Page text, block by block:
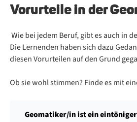
Vor­ur­tei­le in der
Wie bei je­dem Be­ruf, gibt es auch in
Die Ler­nen­den ha­ben sich dazu
die­sen Vor­ur­tei­len auf den Grund
Ob sie wohl stim­men? Fin­de es mit
Geomatiker/in ist ein